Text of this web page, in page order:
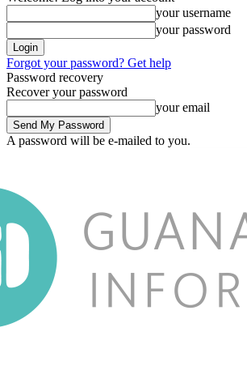
your username
your password
Forgot your password? Get help
Password recovery
Recover your password
your email
A password will be e-mailed to you.